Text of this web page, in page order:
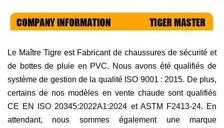
Le Maître Tigre est Fabricant de chaussures de sécurité et
de bottes de pluie en PVC. Nous avons été qualifiés de
système de gestion de la qualité ISO 9001 : 2015. De plus,
certains de nos modèles en vente chaude sont qualifiés
CE EN ISO 20345:2022A1:2024 et ASTM F2413-24. En
attendant, nous sommes également une marque